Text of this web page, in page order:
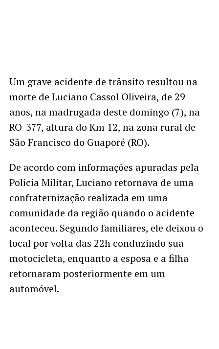
Um grave acidente de trânsito resultou na
morte de Luciano Cassol Oliveira, de 29
anos, na madrugada deste domingo (7), na
RO-377, altura do Km 12, na zona rural de
São Francisco do Guaporé (RO).
De acordo com informações apuradas pela
Polícia Militar, Luciano retornava de uma
confraternização realizada em uma
comunidade da região quando o acidente
aconteceu. Segundo familiares, ele deixou o
local por volta das 22h conduzindo sua
motocicleta, enquanto a esposa e a filha
retornaram posteriormente em um
automóvel.